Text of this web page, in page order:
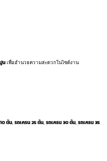
นเพื่ออำนวยความสะดวกในไซต์งาน
ตัน,รถเครน 25 ตัน,รถเครน 30 ตัน,รถเครน 35